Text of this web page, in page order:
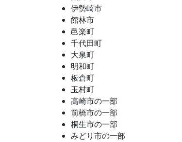
伊勢崎市
館林市
邑楽町
千代田町
大泉町
明和町
板倉町
玉村町
高崎市の一部
前橋市の一部
桐生市の一部
みどり市の一部